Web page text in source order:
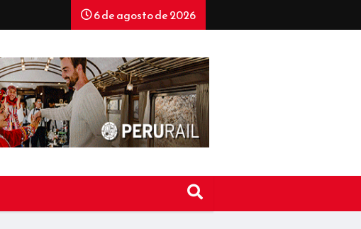
6 de agosto de 2026